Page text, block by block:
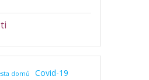
domů
Covid-19